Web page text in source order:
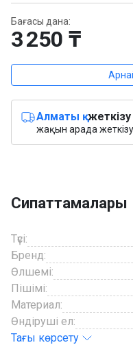
Бағасы дана:
3 250 ₸
Алматы қ.жеткізу
жақын арада жеткізу
Сипаттамалары
Түсі:
Бренд:
Өлшемі:
Пішімі:
Материал:
Өндіруші ел:
Тағы көрсету